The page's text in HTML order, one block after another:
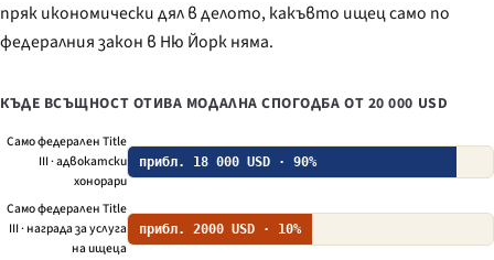
пряк икономически дял в делото, какъвто ищец само по
федералния закон в Ню Йорк няма.
КЪДЕ ВСЪЩНОСТ ОТИВА МОДАЛНА СПОГОДБА ОТ 20 000 USD
Само федерален Title
III · адвокатски
хонорари
прибл. 18 000 USD · 90%
Само федерален Title
III · награда за услуга
на ищеца
прибл. 2000 USD · 10%